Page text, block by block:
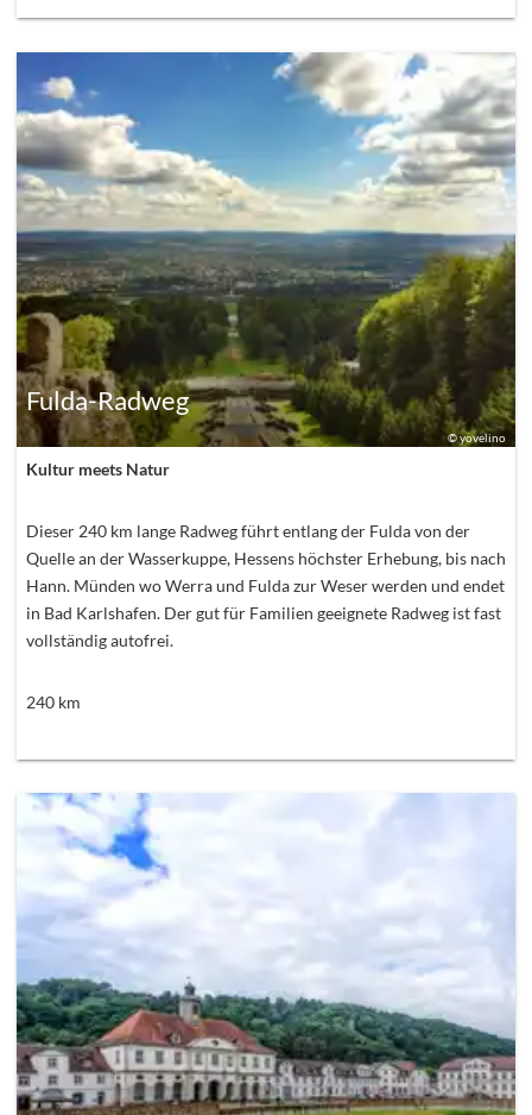
©yovelino
Fulda-Radweg
Kultur meets Natur
Dieser 240 km lange Radweg führt entlang der Fulda von der
Quelle an der Wasserkuppe, Hessens höchster Erhebung, bis nach
Hann. Münden wo Werra und Fulda zur Weser werden und endet
in Bad Karlshafen. Der gut für Familien geeignete Radweg ist fast
vollständig autofrei.
240km